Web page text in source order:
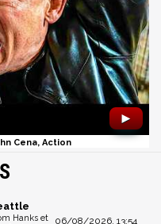
►
Cena, Action
06/08/2026, 13:54
Hanks et